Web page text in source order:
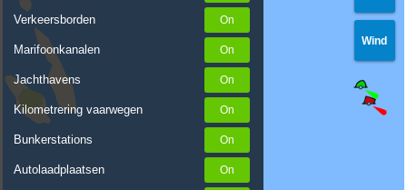
Verkeersborden
Marifoonkanalen
Jachthavens
Kilometrering vaarwegen
Bunkerstations
Autolaadplaatsen
Wind